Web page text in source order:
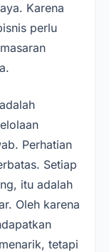
Karena
perlu
Perhatian
Setiap
itu adalah
Oleh karena
tetapi